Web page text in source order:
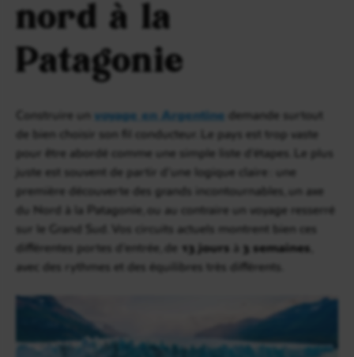
nord à la
Patagonie
Construire un voyage en Argentine demande surtout
de bien choisir son fil conducteur. Le pays est trop vaste
pour être abordé comme une simple liste d’étapes. Le plus
juste est souvent de partir d’une logique claire : une
première découverte des grands incontournables, un axe
du Nord à la Patagonie, ou au contraire un voyage resserré
sur le Grand Sud. Vos circuits actuels montrent bien ces
différentes portes d’entrée, de 13 jours à 3 semaines
avec des rythmes et des équilibres très différents.